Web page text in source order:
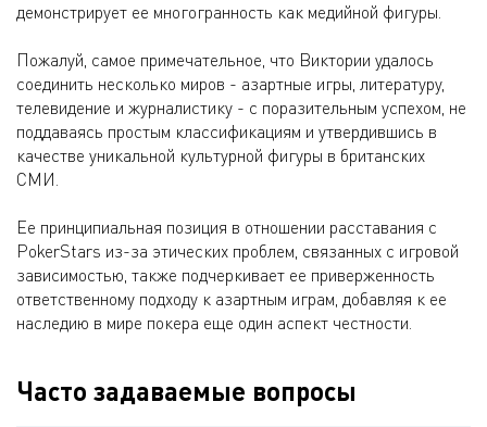
демонстрирует ее многогранность как медийной фигуры.
Пожалуй, самое примечательное, что Виктории удалось
соединить несколько миров - азартные игры, литературу,
телевидение и журналистику - с поразительным успехом, не
поддаваясь простым классификациям и утвердившись в
качестве уникальной культурной фигуры в британских
СМИ.
Ее принципиальная позиция в отношении расставания с
PokerStars из-за этических проблем, связанных с игровой
зависимостью, также подчеркивает ее приверженность
ответственному подходу к азартным играм, добавляя к ее
наследию в мире покера еще один аспект честности.
Часто задаваемые вопросы